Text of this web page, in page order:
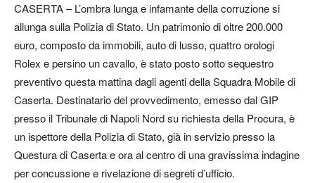
CASERTA – L’ombra lunga e infamante della corruzione si
allunga sulla Polizia di Stato. Un patrimonio di oltre 200.000
euro, composto da immobili, auto di lusso, quattro orologi
Rolex e persino un cavallo, è stato posto sotto sequestro
preventivo questa mattina dagli agenti della Squadra Mobile di
Caserta. Destinatario del provvedimento, emesso dal GIP
presso il Tribunale di Napoli Nord su richiesta della Procura, è
un ispettore della Polizia di Stato, già in servizio presso la
Questura di Caserta e ora al centro di una gravissima indagine
per concussione e rivelazione di segreti d’ufficio.